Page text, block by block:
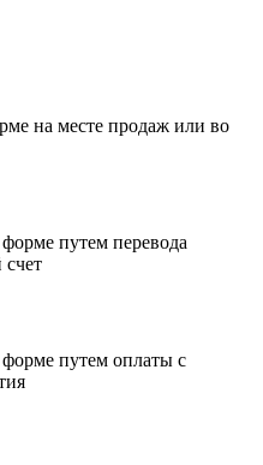
на месте продаж или во
путем перевода
путем оплаты с